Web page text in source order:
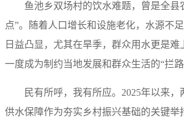
鱼池乡双场村的饮水难题，曾是全县
点”。随着人口增长和设施老化，水源不
日益凸显，尤其在旱季，群众用水更是难
一度成为制约当地发展和群众生活的“拦路
民有所呼，我有所应。2025年以来
供水保障作为夯实乡村振兴基础的关键举